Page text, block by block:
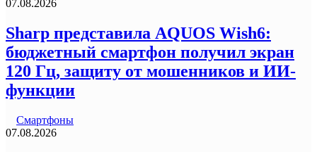
07.08.2026
Sharp представила AQUOS Wish6:
бюджетный смартфон получил экран
120 Гц, защиту от мошенников и ИИ-
функции
Смартфоны
07.08.2026